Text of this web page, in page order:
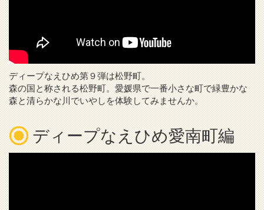
ディープなえひめ第９弾は松野町。
森の国と称される松野町。愛媛県で一番小さな町で緑豊かな
森と清らかな川でいやしを体験してみませんか。
ディープなえひめ愛南町編